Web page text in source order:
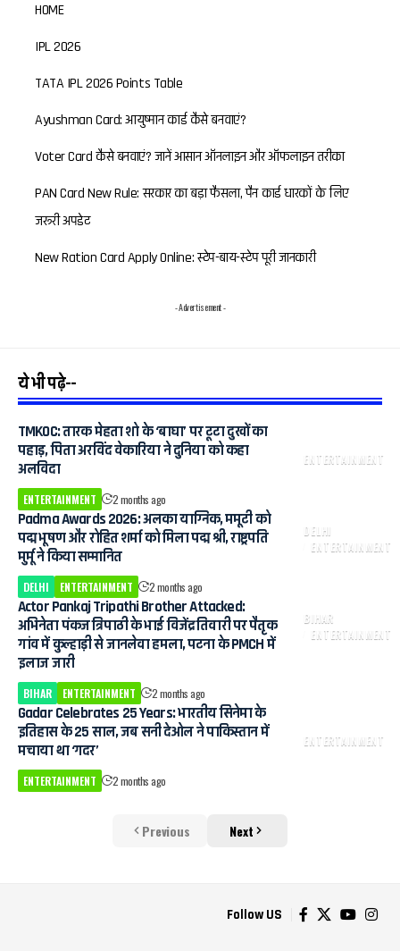
HOME
IPL 2026
TATA IPL 2026 Points Table
Ayushman Card: आयुष्मान कार्ड कैसे बनवाएं?
Voter Card कैसे बनवाएं? जानें आसान ऑनलाइन और ऑफलाइन तरीका
PAN Card New Rule: सरकार का बड़ा फैसला, पैन कार्ड धारकों के लिए
जरूरी अपडेट
New Ration Card Apply Online: स्टेप-बाय-स्टेप पूरी जानकारी
- Advertisement -
ये भी पढ़े--
ENTERTAINMENT
TMKOC: तारक मेहता शो के ‘बाघा’ पर टूटा दुखों का
पहाड़, पिता अरविंद वेकारिया ने दुनिया को कहा
अलविदा
ENTERTAINMENT 2 months ago
DELHI
ENTERTAINMENT
Padma Awards 2026: अलका याग्निक, ममूटी को
पद्म भूषण और रोहित शर्मा को मिला पद्म श्री, राष्ट्रपति
मुर्मू ने किया सम्मानित
DELHI ENTERTAINMENT 2 months ago
BIHAR
ENTERTAINMENT
Actor Pankaj Tripathi Brother Attacked:
अभिनेता पंकज त्रिपाठी के भाई विजेंद्र तिवारी पर पैतृक
गांव में कुल्हाड़ी से जानलेवा हमला, पटना के PMCH में
इलाज जारी
BIHAR ENTERTAINMENT 2 months ago
ENTERTAINMENT
Gadar Celebrates 25 Years: भारतीय सिनेमा के
इतिहास के 25 साल, जब सनी देओल ने पाकिस्तान में
मचाया था ‘गदर’
ENTERTAINMENT 2 months ago
Previous Next
Follow US